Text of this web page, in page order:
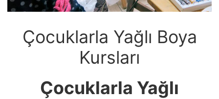
Çocuklarla Yağlı Boya
Kursları
Çocuklarla Yağlı